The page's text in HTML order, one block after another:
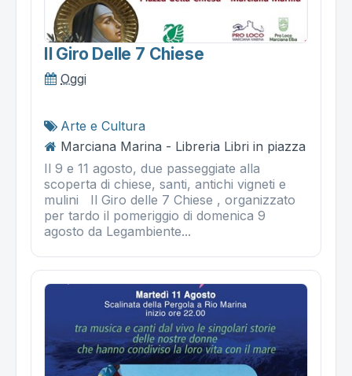
Il Giro Delle 7 Chiese
Oggi
Arte e Cultura
Marciana Marina - Libreria Libri in piazza
Il 9 e 11 agosto, due passeggiate alla
scoperta di chiese, santi, antichi vigneti e
mulini Il Giro delle 7 Chiese , organizzato
per tardo il pomeriggio di domenica 9
agosto da Legambiente...